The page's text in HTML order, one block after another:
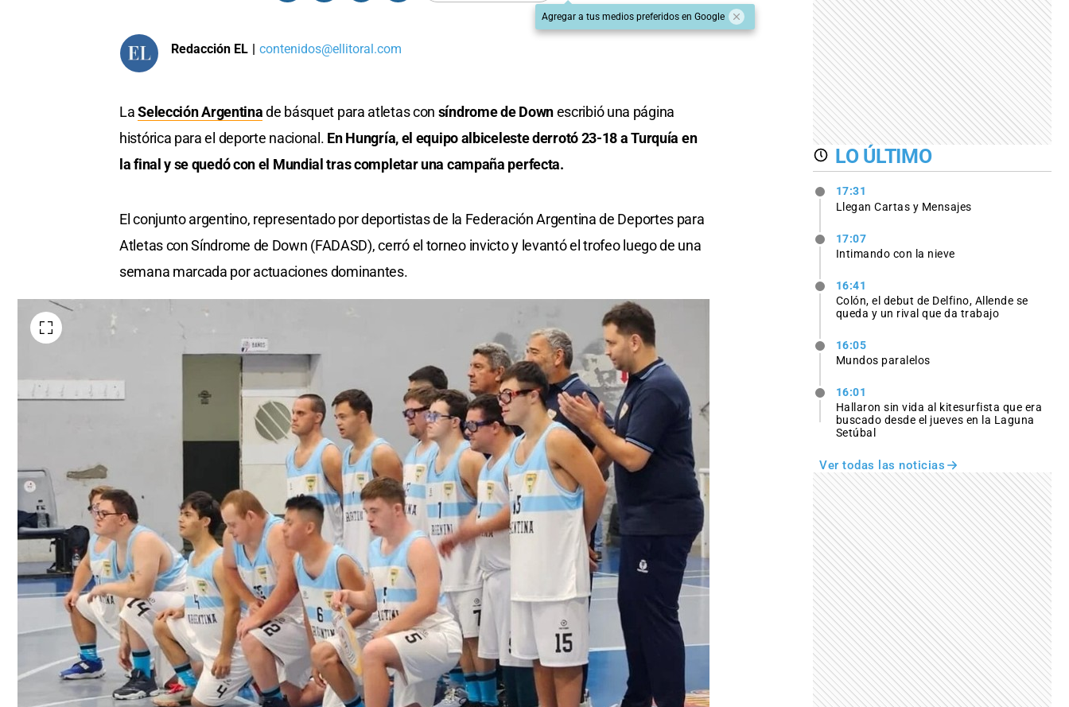
Agregar a tus medios preferidos en Google
Redacción EL | contenidos@ellitoral.com
LaSelección Argentinade básquet para atletas con síndrome de Downescribió una página
histórica para el deporte nacional. En Hungría, el equipo albiceleste derrotó 23-18 a Turquía en
la final y se quedó con el Mundial tras completar una campaña perfecta.
El conjunto argentino, representado por deportistas de la Federación Argentina de Deportes para
Atletas con Síndrome de Down (FADASD), cerró el torneo invicto y levantó el trofeo luego de una
semana marcada por actuaciones dominantes.
LO ÚLTIMO
17:31
Llegan Cartas y Mensajes
17:07
Intimando con la nieve
16:41
Colón, el debut de Delfino, Allende se
queda y un rival que da trabajo
16:05
Mundos paralelos
16:01
Hallaron sin vida al kitesurfista que era
buscado desde el jueves en la Laguna
Setúbal
Ver todas las noticias